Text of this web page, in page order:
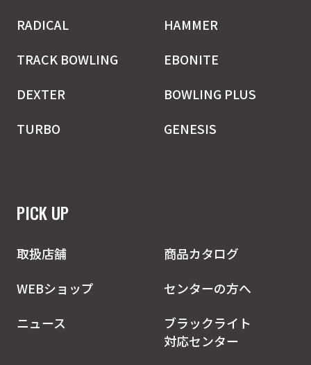
RADICAL
HAMMER
TRACK BOWLING
EBONITE
DEXTER
BOWLING PLUS
TURBO
GENESIS
PICK UP
取扱店舗
商品カタログ
WEBショップ
センターの方へ
ニュース
ブラックライト
対応センター